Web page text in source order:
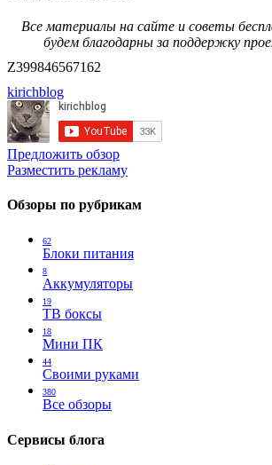
Все материалы на сайте и советы
будем благодарны за поддержку
Z399846567162
kirichblog
Предложить обзор
Разместить рекламу
Обзоры по рубрикам
62
Блоки питания
8
Аккумуляторы
19
ТВ боксы
18
Мини ПК
44
Своими руками
380
Все обзоры
Сервисы блога